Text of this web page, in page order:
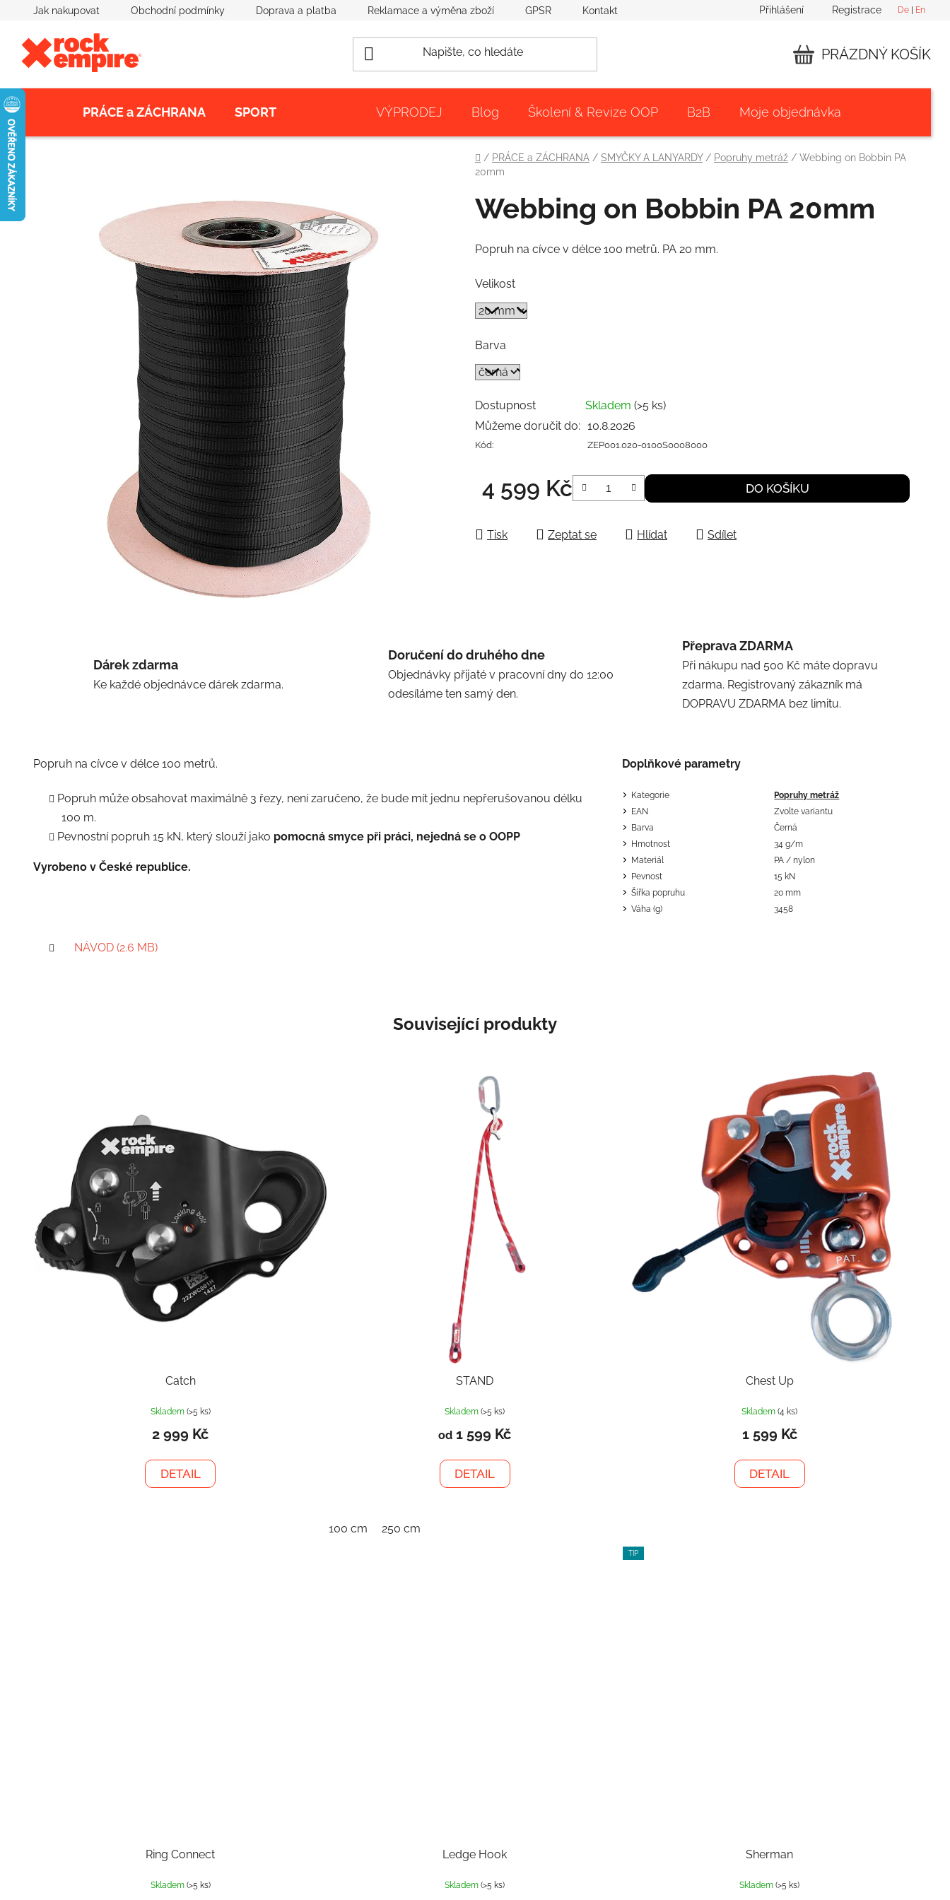
obsah
De| En
Jak nakupovat Obchodní podmínky Doprava a platba Reklamace a výměna zboží GPSR Kontakt Přihlášení Registrace
KOŠÍK
PRÁZDNÝ KOŠÍK
PRÁCE a ZÁCHRANA SPORT VÝPRODEJ Blog Školení & Revize OOP B2B Moje objednávka
Domů
/ PRÁCE a ZÁCHRANA / SMYČKY A LANYARDY / Popruhy metráž / Webbing on Bobbin PA
20mm
Webbing on Bobbin PA 20mm
Popruh na cívce v délce 100 metrů. PA 20 mm.
Velikost
Barva
Dostupnost Skladem (>5 ks)
Můžeme doručit do: 10.8.2026
Kód: ZEP001.020-0100S0008000
4 599 Kč DO KOŠÍKU
Tisk Zeptat se Hlídat Sdílet
Dárek zdarma
Ke každé objednávce dárek zdarma.
Doručení do druhého dne
Objednávky přijaté v pracovní dny do 12:00
odesíláme ten samý den.
Přeprava ZDARMA
Při nákupu nad 500 Kč máte dopravu
zdarma. Registrovaný zákazník má
DOPRAVU ZDARMA bez limitu.
Popruh na cívce v délce 100 metrů.
Popruh může obsahovat maximálně 3 řezy, není zaručeno, že bude mít jednu nepřerušovanou délku
100 m.
Pevnostní popruh 15 kN, který slouží jako pomocná smyce při práci, nejedná se o OOPP
Vyrobeno v České republice.
Doplňkové parametry
Kategorie
Popruhy metráž
EAN
Zvolte variantu
Barva
Černá
Hmotnost
34 g/m
Materiál
PA / nylon
Pevnost
15 kN
Šířka popruhu
20 mm
Váha (g)
3458
NÁVOD (2.6 MB)
Související produkty
Catch
Skladem (>5 ks)
2 999 Kč
DETAIL
STAND
Skladem(>5 ks)
od 1 599 Kč
DETAIL
100 cm 250 cm
Chest Up
Skladem(4 ks)
1 599 Kč
DETAIL
Ring Connect
Skladem (>5 ks)
Ledge Hook
Skladem(>5 ks)
TIP
Sherman
Skladem(>5 ks)